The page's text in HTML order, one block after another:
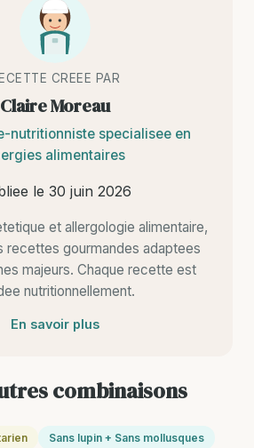
CREEE PAR
Claire Moreau
nutritionniste specialisee en
alimentaires
le 30 juin 2026
et allergologie alimentaire,
recettes gourmandes adaptees
majeurs. Chaque recette est
nutritionnellement.
En savoir plus
combinaisons
Sans lupin + Sans mollusques